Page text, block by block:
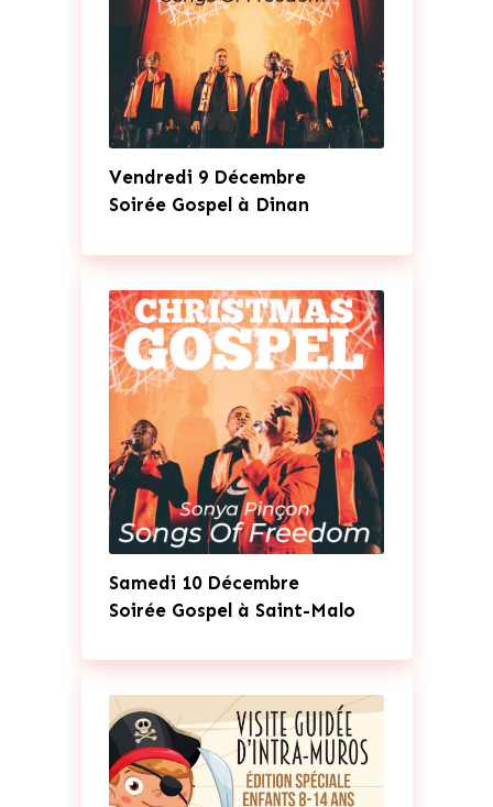
Vendredi 9 Décembre
Soirée Gospel à Dinan
Samedi 10 Décembre
Soirée Gospel à Saint-Malo